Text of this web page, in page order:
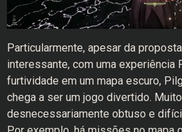
Particularmente, apesar da
interessante, com uma experiência
furtividade em um mapa escuro,
chega a ser um jogo divertido.
desnecessariamente obtuso e